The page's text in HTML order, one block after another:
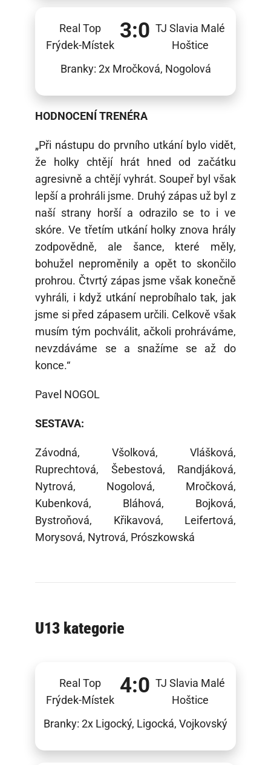
Real Top
Frýdek-Místek
3:0 TJ Slavia Malé
Hoštice
Branky: 2x Mročková, Nogolová
HODNOCENÍ TRENÉRA
„Při nástupu do prvního utkání bylo vidět,
že holky chtějí hrát hned od začátku
agresivně a chtějí vyhrát. Soupeř byl však
lepší a prohráli jsme. Druhý zápas už byl z
naší strany horší a odrazilo se to i ve
skóre. Ve třetím utkání holky znova hrály
zodpovědně, ale šance, které měly,
bohužel neproměnily a opět to skončilo
prohrou. Čtvrtý zápas jsme však konečně
vyhráli, i když utkání neprobíhalo tak, jak
jsme si před zápasem určili. Celkově však
musím tým pochválit, ačkoli prohráváme,
nevzdáváme se a snažíme se až do
konce.“
Pavel NOGOL
SESTAVA:
Závodná, Všolková, Vlášková,
Ruprechtová, Šebestová, Randjáková,
Nytrová, Nogolová, Mročková,
Kubenková, Bláhová, Bojková,
Bystroňová, Křikavová, Leifertová,
Morysová, Nytrová, Prószkowská
U13 kategorie
Real Top
Frýdek-Místek
4:0 TJ Slavia Malé
Hoštice
Branky: 2x Ligocký, Ligocká, Vojkovský